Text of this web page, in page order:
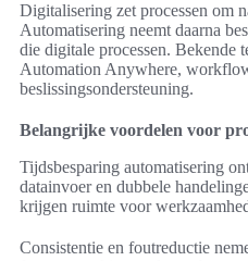
Digitalisering zet processen om
Automatisering neemt daarna
die digitale processen. Bekende
Automation Anywhere,
beslissingsondersteuning.
Belangrijke voordelen voor
Tijdsbesparing automatisering
datainvoer en dubbele
krijgen ruimte voor
Consistentie en foutreductie